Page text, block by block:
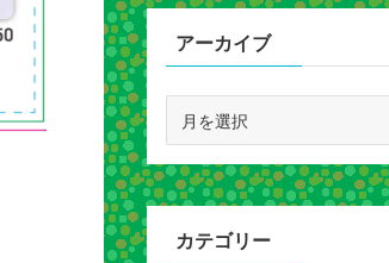
アーカイブ
カ
イ
ブ
カテゴリー